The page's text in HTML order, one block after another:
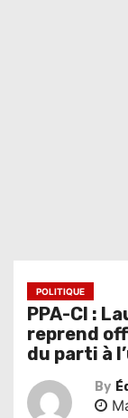
POLITIQUE
PPA-CI :
reprend
du parti à
By